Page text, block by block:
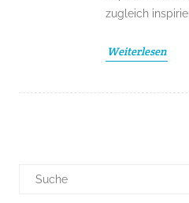
zugleich
Weiterlesen